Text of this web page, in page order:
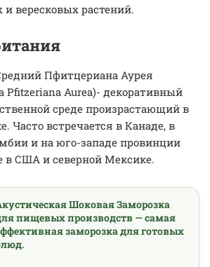
вересковых растений.
Пфитцериана Аурея
Pfitzeriana Aurea)- декоративный
среде произрастающий в
Часто встречается в Канаде, в
и на юго-западе провинции
в США и северной Мексике.
Шоковая Заморозка
пищевых производств — самая
заморозка для готовых